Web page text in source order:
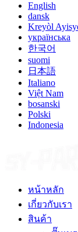
English
dansk
Kreyòl
українська
한국어
suomi
日本語
Italiano
Việt Nam
bosanski
Polski
Indonesia
หน้าหลัก
เกี่ยวกับเรา
สินค้า